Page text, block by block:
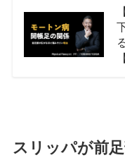
スリッパが前